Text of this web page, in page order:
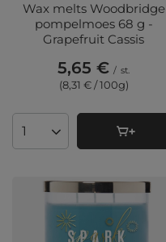
Wax melts Woodbridge
pompelmoes 68 g -
Grapefruit Cassis
5,65 € / st.
(8,31 € / 100g)
Aantal producten